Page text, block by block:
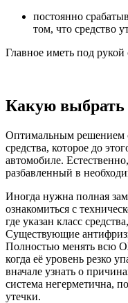
постоянно
том, что средство
Главное иметь под
Какую
Оптимальным решением
средства, которое до
автомобиле.
разбавленный в
Иногда нужна полная
ознакомиться с
где указан класс
Существующие
Полностью менять всю
когда её уровень резко
вначале узнать о
система негерметична,
утечки.